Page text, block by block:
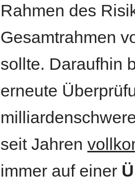
Rahmen des
Gesamtrahmen
sollte. Daraufhin
erneute
seit Jahren
immer auf einer